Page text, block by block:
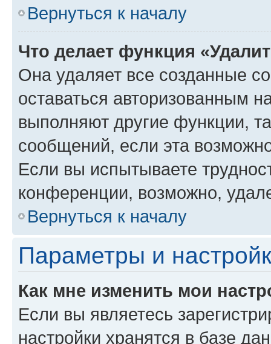
Вернуться к началу
Что делает функция
Она удаляет все созданные
оставаться авторизованным
выполняют другие функции,
сообщений, если эта
Если вы испытываете
конференции, возможно,
Вернуться к началу
Параметры и
Как мне изменить мои
Если вы являетесь
настройки хранятся в базе